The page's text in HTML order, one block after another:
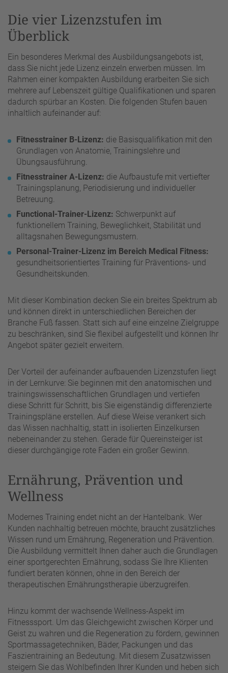
Die vier Lizenzstufen im
Überblick
Ein besonderes Merkmal des Ausbildungsangebots ist,
dass Sie nicht jede Lizenz einzeln erwerben müssen. Im
Rahmen einer kompakten Ausbildung erarbeiten Sie sich
mehrere auf Lebenszeit gültige Qualifikationen und sparen
dadurch spürbar an Kosten. Die folgenden Stufen bauen
inhaltlich aufeinander auf:
Fitnesstrainer B-Lizenz: die Basisqualifikation mit den
Grundlagen von Anatomie, Trainingslehre und
Übungsausführung.
Fitnesstrainer A-Lizenz: die Aufbaustufe mit vertiefter
Trainingsplanung, Periodisierung und individueller
Betreuung.
Functional-Trainer-Lizenz: Schwerpunkt auf
funktionellem Training, Beweglichkeit, Stabilität und
alltagsnahen Bewegungsmustern.
Personal-Trainer-Lizenz im Bereich Medical Fitness:
gesundheitsorientiertes Training für Präventions- und
Gesundheitskunden.
Mit dieser Kombination decken Sie ein breites Spektrum ab
und können direkt in unterschiedlichen Bereichen der
Branche Fuß fassen. Statt sich auf eine einzelne Zielgruppe
zu beschränken, sind Sie flexibel aufgestellt und können Ihr
Angebot später gezielt erweitern.
Der Vorteil der aufeinander aufbauenden Lizenzstufen liegt
in der Lernkurve: Sie beginnen mit den anatomischen und
trainingswissenschaftlichen Grundlagen und vertiefen
diese Schritt für Schritt, bis Sie eigenständig differenzierte
Trainingspläne erstellen. Auf diese Weise verankert sich
das Wissen nachhaltig, statt in isolierten Einzelkursen
nebeneinander zu stehen. Gerade für Quereinsteiger ist
dieser durchgängige rote Faden ein großer Gewinn.
Ernährung, Prävention und
Wellness
Modernes Training endet nicht an der Hantelbank. Wer
Kunden nachhaltig betreuen möchte, braucht zusätzliches
Wissen rund um Ernährung, Regeneration und Prävention.
Die Ausbildung vermittelt Ihnen daher auch die Grundlagen
einer sportgerechten Ernährung, sodass Sie Ihre Klienten
fundiert beraten können, ohne in den Bereich der
therapeutischen Ernährungstherapie überzugreifen.
Hinzu kommt der wachsende Wellness-Aspekt im
Fitnesssport. Um das Gleichgewicht zwischen Körper und
Geist zu wahren und die Regeneration zu fördern, gewinnen
Sportmassagetechniken, Bäder, Packungen und das
Faszientraining an Bedeutung. Mit diesem Zusatzwissen
steigern Sie das Wohlbefinden Ihrer Kunden und heben sich